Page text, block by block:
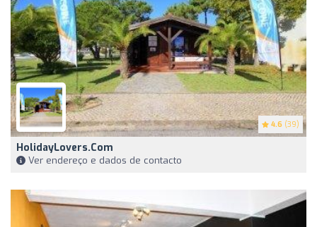
4.6 (39)
HolidayLovers.com
Ver endereço e dados de contacto